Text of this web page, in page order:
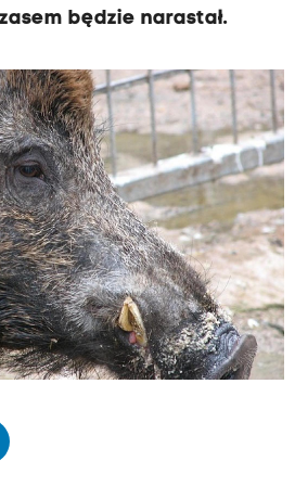
będzie narastał.